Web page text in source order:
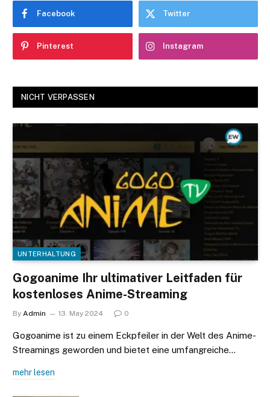
Facebook Twitter
Pinterest Instagram
NICHT VERPASSEN
UNTERHALTUNG
Gogoanime Ihr ultimativer Leitfaden für
kostenloses Anime-Streaming
By Admin 13. May 2024 0
Gogoanime ist zu einem Eckpfeiler in der Welt des Anime-
Streamings geworden und bietet eine umfangreiche…
mehr lesen